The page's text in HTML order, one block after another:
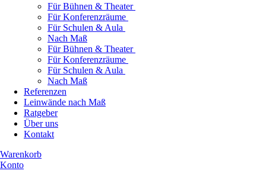
Für Bühnen & Theater
Für Konferenzräume
Für Schulen & Aula
Nach Maß
Für Bühnen & Theater
Für Konferenzräume
Für Schulen & Aula
Nach Maß
Referenzen
Leinwände nach Maß
Ratgeber
Über uns
Kontakt
Warenkorb
Konto